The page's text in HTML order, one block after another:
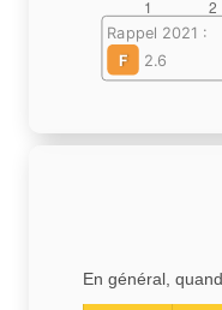
Rappel 2021 :
F
2.6
En général,